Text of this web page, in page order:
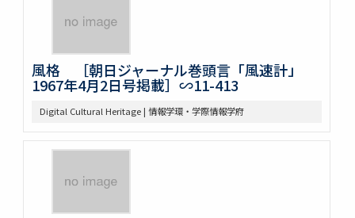
風格 ［朝日ジャーナル巻頭言「風速計」
1967年4月2日号掲載］∽11-413
Digital Cultural Heritage | 情報学環・学際情報学府